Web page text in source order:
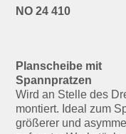
NO 24 410
Planscheibe mit
Spannpratzen
Wird an Stelle des
montiert. Ideal zum
größerer und